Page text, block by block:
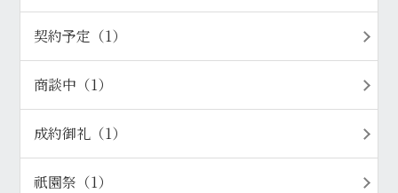
契約予定（1）
商談中（1）
成約御礼（1）
祇園祭（1）